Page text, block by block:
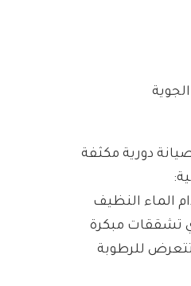
دورية مكثفة
الماء النظيف
مبكرة
للرطوبة